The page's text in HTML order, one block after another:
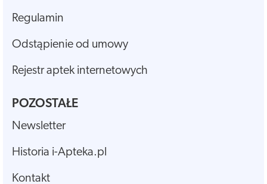
Regulamin
Odstąpienie od umowy
Rejestr aptek internetowych
POZOSTAŁE
Newsletter
Historia i-Apteka.pl
Kontakt